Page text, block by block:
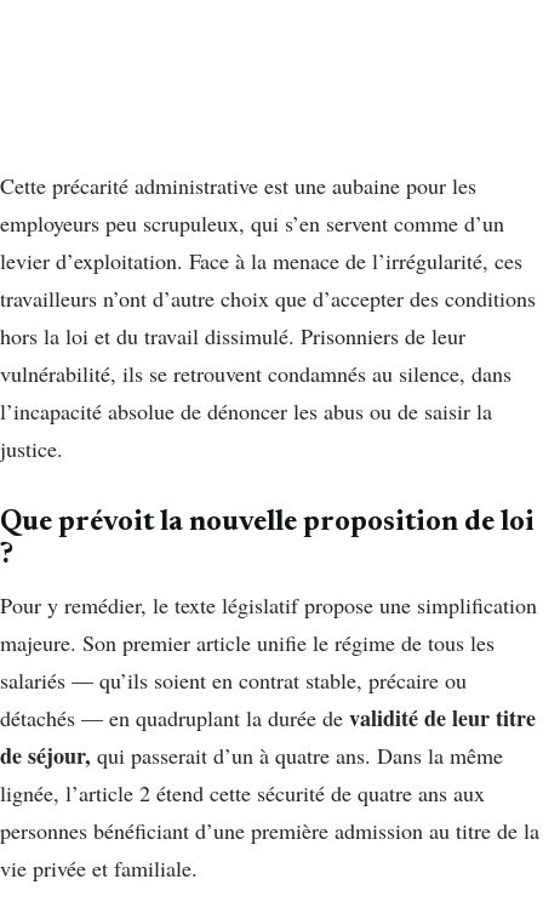
Cette précarité administrative est une aubaine pour les
employeurs peu scrupuleux, qui s’en servent comme d’un
levier d’exploitation. Face à la menace de l’irrégularité, ces
travailleurs n’ont d’autre choix que d’accepter des conditions
hors la loi et du travail dissimulé. Prisonniers de leur
vulnérabilité, ils se retrouvent condamnés au silence, dans
l’incapacité absolue de dénoncer les abus ou de saisir la
justice.
Que prévoit la nouvelle proposition de loi
?
Pour y remédier, le texte législatif propose une simplification
majeure. Son premier article unifie le régime de tous les
salariés — qu’ils soient en contrat stable, précaire ou
détachés — en quadruplant la durée de validité de leur titre
de séjour, qui passerait d’un à quatre ans. Dans la même
lignée, l’article 2 étend cette sécurité de quatre ans aux
personnes bénéficiant d’une première admission au titre de la
vie privée et familiale.